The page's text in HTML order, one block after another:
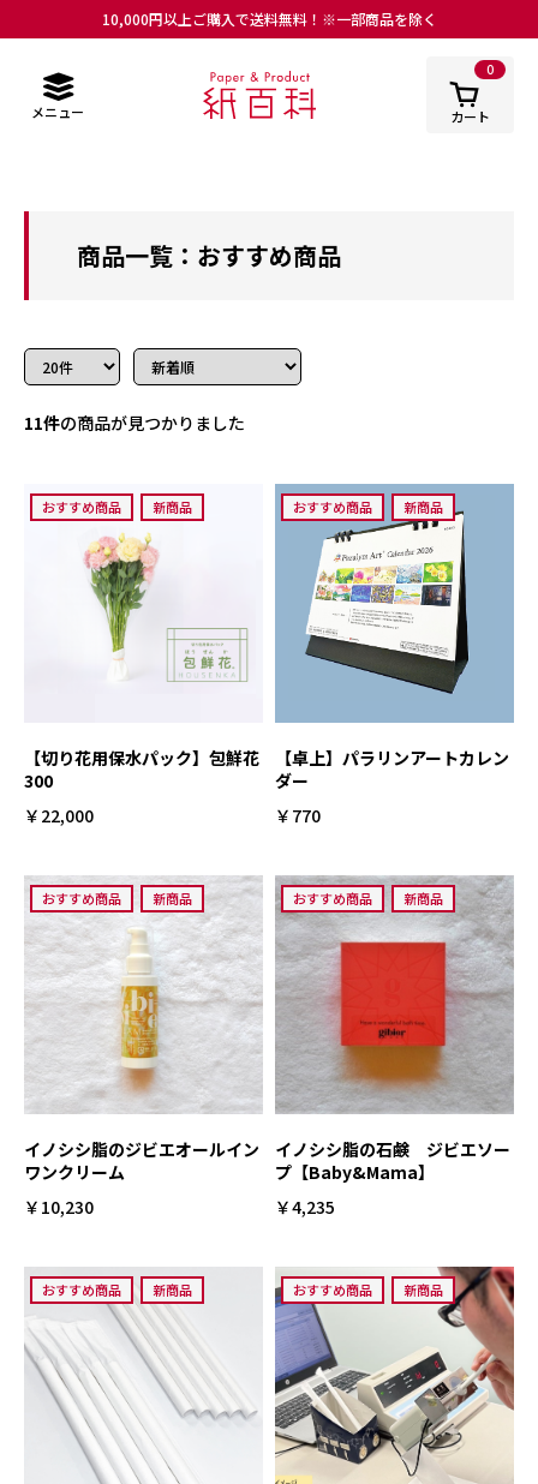
10,000円以上ご購入で送料無料！※一部商品を除く
メニュー
0
カート
商品一覧：おすすめ商品
11件の商品が見つかりました
おすすめ商品 新商品
【切り花用保水パック】包鮮花
300
￥22,000
おすすめ商品 新商品
【卓上】パラリンアートカレン
ダー
￥770
おすすめ商品 新商品
イノシシ脂のジビエオールイン
ワンクリーム
￥10,230
おすすめ商品 新商品
イノシシ脂の石鹸 ジビエソー
プ【Baby&Mama】
￥4,235
おすすめ商品 新商品 おすすめ商品 新商品